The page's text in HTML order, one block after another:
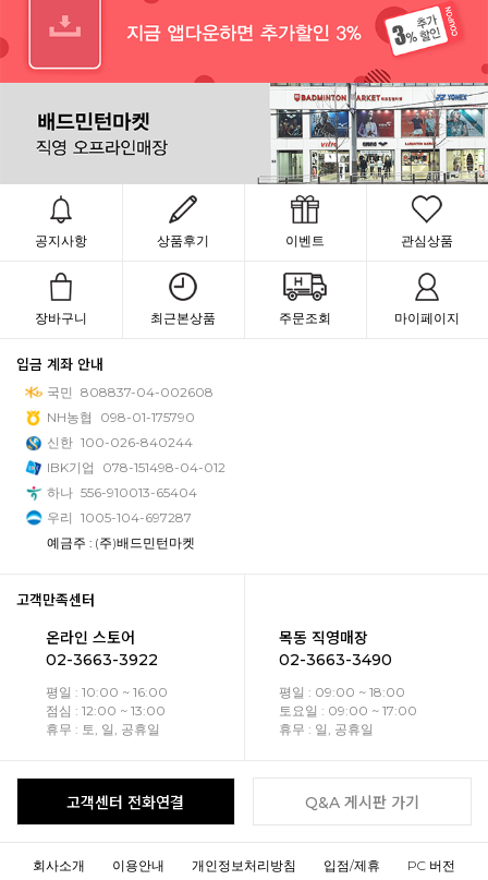
공지사항 상품후기 이벤트 관심상품
장바구니 최근본상품 주문조회 마이페이지
입금 계좌 안내
국민 808837-04-002608
NH농협
098-01-175790
신한 100-026-840244
IBK기업
078-151498-04-012
하나 556-910013-65404
우리 1005-104-697287
예금주 : (주)배드민턴마켓
고객만족센터
온라인 스토어
02-3663-3922
평일 : 10:00 ~ 16:00
점심 : 12:00 ~ 13:00
휴무 : 토, 일, 공휴일
목동 직영매장
02-3663-3490
평일 : 09:00 ~ 18:00
토요일 : 09:00 ~ 17:00
휴무 : 일, 공휴일
고객센터 전화연결 Q&A 게시판 가기
회사소개 이용안내 개인정보처리방침 입점/제휴 PC 버전